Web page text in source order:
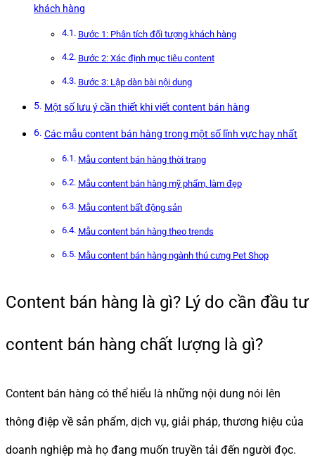
khách hàng
Bước 1: Phân tích đối tượng khách hàng
Bước 2: Xác định mục tiêu content
Bước 3: Lập dàn bài nội dung
Một số lưu ý cần thiết khi viết content bán hàng
Các mẫu content bán hàng trong một số lĩnh vực hay nhất
Mẫu content bán hàng thời trang
Mẫu content bán hàng mỹ phẩm, làm đẹp
Mẫu content bất động sản
Mẫu content bán hàng theo trends
Mẫu content bán hàng ngành thú cưng Pet Shop
Content bán hàng là gì? Lý do cần đầu tư
content bán hàng chất lượng là gì?
Content bán hàng có thể hiểu là những nội dung nói lên
thông điệp về sản phẩm, dịch vụ, giải pháp, thương hiệu của
doanh nghiệp mà họ đang muốn truyền tải đến người đọc.